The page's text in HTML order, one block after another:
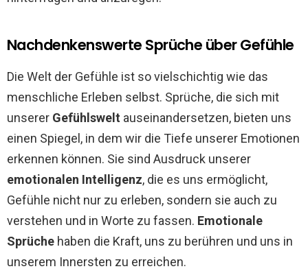
Nachdenkenswerte Sprüche über Gefühle
Die Welt der Gefühle ist so vielschichtig wie das
menschliche Erleben selbst. Sprüche, die sich mit
unserer Gefühlswelt auseinandersetzen, bieten uns
einen Spiegel, in dem wir die Tiefe unserer Emotionen
erkennen können. Sie sind Ausdruck unserer
emotionalen Intelligenz, die es uns ermöglicht,
Gefühle nicht nur zu erleben, sondern sie auch zu
verstehen und in Worte zu fassen. Emotionale
Sprüche haben die Kraft, uns zu berühren und uns in
unserem Innersten zu erreichen.